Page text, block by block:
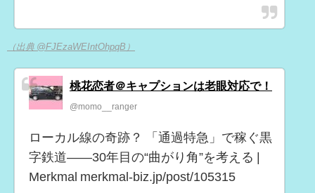
（出典 @FJEzaWEIntOhpqB）
桃花恋者＠キャプションは老眼対応で！
@momo__ranger
ローカル線の奇跡？ 「通過特急」で稼ぐ黒
字鉄道――30年目の“曲がり角”を考える |
Merkmal merkmal-biz.jp/post/105315